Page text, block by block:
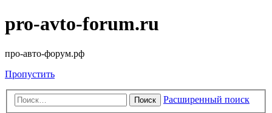
pro-avto-forum.ru
про-авто-форум.рф
Пропустить
Поиск Расширенный поиск